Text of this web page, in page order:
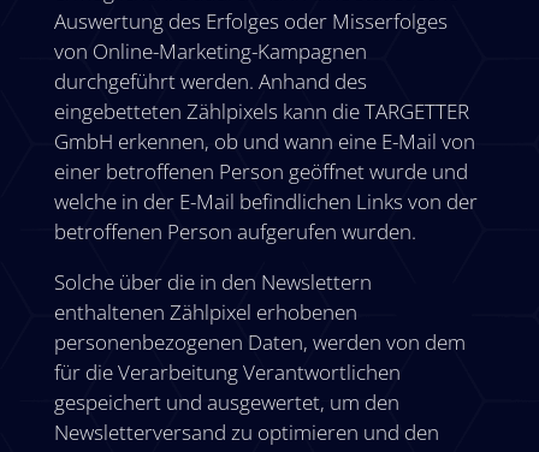
Auswertung des Erfolges oder Misserfolges
von Online-Marketing-Kampagnen
durchgeführt werden. Anhand des
eingebetteten Zählpixels kann die TARGETTER
GmbH erkennen, ob und wann eine E-Mail von
einer betroffenen Person geöffnet wurde und
welche in der E-Mail befindlichen Links von der
betroffenen Person aufgerufen wurden.
Solche über die in den Newslettern
enthaltenen Zählpixel erhobenen
personenbezogenen Daten, werden von dem
für die Verarbeitung Verantwortlichen
gespeichert und ausgewertet, um den
Newsletterversand zu optimieren und den